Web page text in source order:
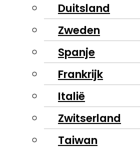
Duitsland
Zweden
Spanje
Frankrijk
Italië
Zwitserland
Taiwan